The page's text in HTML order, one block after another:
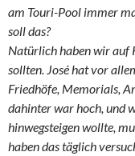
am Touri-Pool immer
soll das?
Natürlich haben wir auf
sollten. José hat vor
Friedhöfe, Memorials,
dahinter war hoch, und
hinwegsteigen wollte,
haben das täglich